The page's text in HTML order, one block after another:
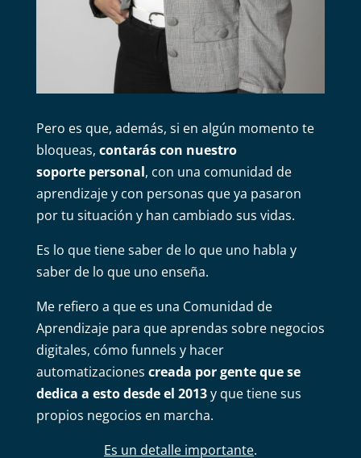
Pero es que, además, si en algún momento te
bloqueas, contarás con nuestro
soporte personal, con una comunidad de
aprendizaje y con personas que ya pasaron
por tu situación y han cambiado sus vidas.
Es lo que tiene saber de lo que uno habla y
saber de lo que uno enseña.
Me refiero a que es una Comunidad de
Aprendizaje para que aprendas sobre negocios
digitales, cómo funnels y hacer
automatizaciones creada por gente que se
dedica a esto desde el 2013y que tiene sus
propios negocios en marcha.
Es un detalle importante.